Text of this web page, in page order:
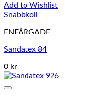
Add to Wishlist
Snabbkoll
ENFÄRGADE
Sandatex 84
0 kr